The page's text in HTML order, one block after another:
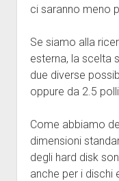
ci saranno meno
Se siamo alla
esterna, la scelta
due diverse
oppure da 2.5
Come abbiamo
dimensioni
degli hard disk
anche per i dischi